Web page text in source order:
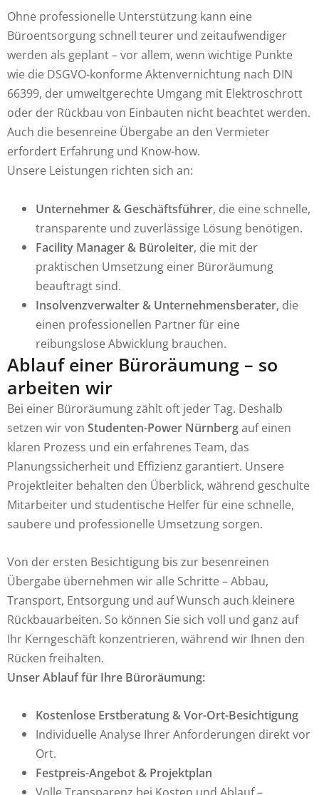
Ohne professionelle Unterstützung kann eine
Büroentsorgung schnell teurer und zeitaufwendiger
werden als geplant – vor allem, wenn wichtige Punkte
wie die DSGVO-konforme Aktenvernichtung nach DIN
66399, der umweltgerechte Umgang mit Elektroschrott
oder der Rückbau von Einbauten nicht beachtet werden.
Auch die besenreine Übergabe an den Vermieter
erfordert Erfahrung und Know-how.
Unsere Leistungen richten sich an:
Unternehmer & Geschäftsführer, die eine schnelle,
transparente und zuverlässige Lösung benötigen.
Facility Manager & Büroleiter, die mit der
praktischen Umsetzung einer Büroräumung
beauftragt sind.
Insolvenzverwalter & Unternehmensberater, die
einen professionellen Partner für eine
reibungslose Abwicklung brauchen.
Ablauf einer Büroräumung – so
arbeiten wir
Bei einer Büroräumung zählt oft jeder Tag. Deshalb
setzen wir von Studenten-Power Nürnbergauf einen
klaren Prozess und ein erfahrenes Team, das
Planungssicherheit und Effizienz garantiert. Unsere
Projektleiter behalten den Überblick, während geschulte
Mitarbeiter und studentische Helfer für eine schnelle,
saubere und professionelle Umsetzung sorgen.
Von der ersten Besichtigung bis zur besenreinen
Übergabe übernehmen wir alle Schritte – Abbau,
Transport, Entsorgung und auf Wunsch auch kleinere
Rückbauarbeiten. So können Sie sich voll und ganz auf
Ihr Kerngeschäft konzentrieren, während wir Ihnen den
Rücken freihalten.
Unser Ablauf für Ihre Büroräumung:
Kostenlose Erstberatung & Vor-Ort-Besichtigung
Individuelle Analyse Ihrer Anforderungen direkt vor
Ort.
Festpreis-Angebot & Projektplan